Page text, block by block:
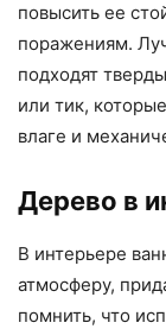
повысить ее
поражениям.
подходят
или тик,
влаге и
Дерево в
В интерьере
атмосферу,
помнить, что